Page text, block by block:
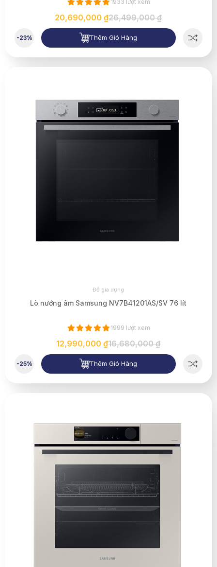
1933 lượt xem
20,690,000 ₫26,499,000 ₫
-23% Thêm Giỏ Hàng
Đồ gia dụng
Lò nướng âm Samsung NV7B41201AS/SV 76 lít
1999 lượt xem
12,990,000 ₫16,680,000 ₫
-25% Thêm Giỏ Hàng